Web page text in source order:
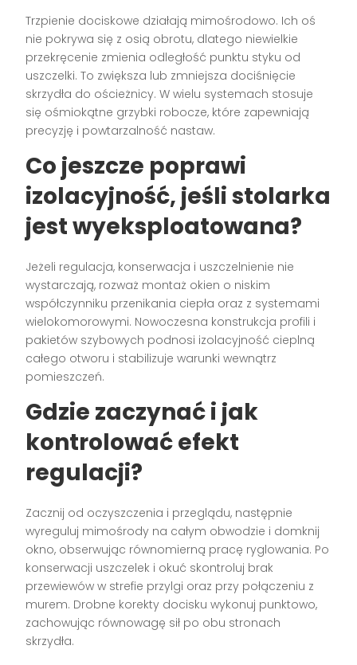
Trzpienie dociskowe działają mimośrodowo. Ich oś
nie pokrywa się z osią obrotu, dlatego niewielkie
przekręcenie zmienia odległość punktu styku od
uszczelki. To zwiększa lub zmniejsza dociśnięcie
skrzydła do ościeżnicy. W wielu systemach stosuje
się ośmiokątne grzybki robocze, które zapewniają
precyzję i powtarzalność nastaw.
Co jeszcze poprawi
izolacyjność, jeśli stolarka
jest wyeksploatowana?
Jeżeli regulacja, konserwacja i uszczelnienie nie
wystarczają, rozważ montaż okien o niskim
współczynniku przenikania ciepła oraz z systemami
wielokomorowymi. Nowoczesna konstrukcja profili i
pakietów szybowych podnosi izolacyjność cieplną
całego otworu i stabilizuje warunki wewnątrz
pomieszczeń.
Gdzie zaczynać i jak
kontrolować efekt
regulacji?
Zacznij od oczyszczenia i przeglądu, następnie
wyreguluj mimośrody na całym obwodzie i domknij
okno, obserwując równomierną pracę ryglowania. Po
konserwacji uszczelek i okuć skontroluj brak
przewiewów w strefie przylgi oraz przy połączeniu z
murem. Drobne korekty docisku wykonuj punktowo,
zachowując równowagę sił po obu stronach
skrzydła.